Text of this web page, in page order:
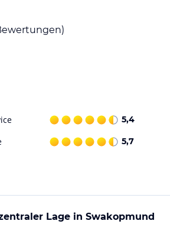
und Cafés, in denen Sie lokale
Vielfalt und lassen Sie sich von
Genießen Sie einen
Ihnen gerne bei der Organisation von
und erleben Sie unvergessliche Momente
5,4
5,7
Lage in Swakopmund